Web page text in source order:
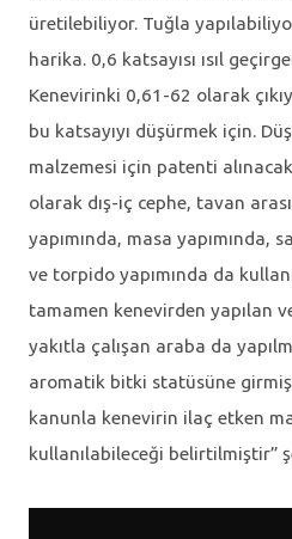
üretilebiliyor. Tuğla
harika. 0,6 katsayısı ısıl
Kenevirinki 0,61-62 olarak
bu katsayıyı düşürmek için.
malzemesi için patenti
olarak dış-iç cephe, tavan
yapımında, masa yapımında,
ve torpido yapımında da
tamamen kenevirden yapılan
yakıtla çalışan araba da
aromatik bitki statüsüne
kanunla kenevirin ilaç etken
kullanılabileceği belirtilmiştir”